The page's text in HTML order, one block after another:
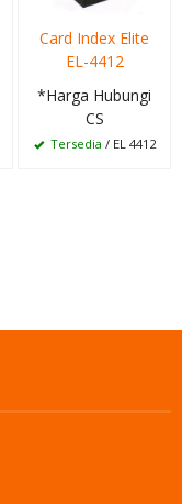
Card Index Elite
EL-4412
*Harga Hubungi
CS
Tersedia / EL 4412